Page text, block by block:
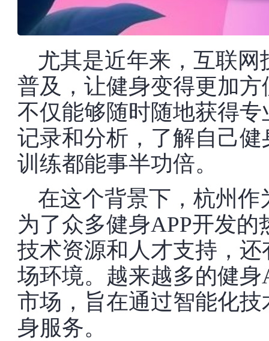
尤其是近年来，互联
普及，让健身变得更加
不仅能够随时随地获得
记录和分析，了解自己
训练都能事半功倍。
在这个背景下，杭州
为了众多健身APP开发
技术资源和人才支持，
场环境。越来越多的健
市场，旨在通过智能化
身服务。